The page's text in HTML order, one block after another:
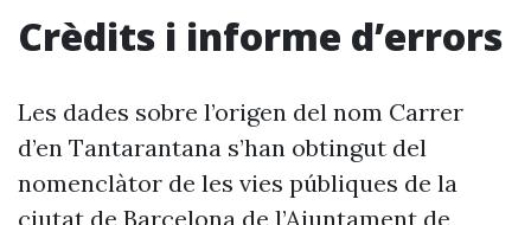
Crèdits i informe d’errors
Les dades sobre l’origen del nom Carrer
d’en Tantarantana s’han obtingut del
nomenclàtor de les vies públiques de la
ciutat de Barcelona de l’Ajuntament de